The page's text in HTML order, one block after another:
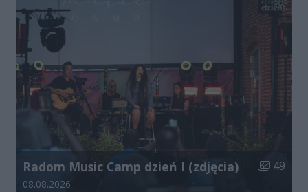
Radom Music Camp dzień I (zdjęcia) Liczba
49
Data dodania galerii:
08.08.2026